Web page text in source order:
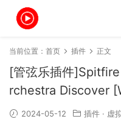
当前位置： 首页 插件 正文
[管弦乐插件
rchestra Discover
2024-05-12 插件 · 虚